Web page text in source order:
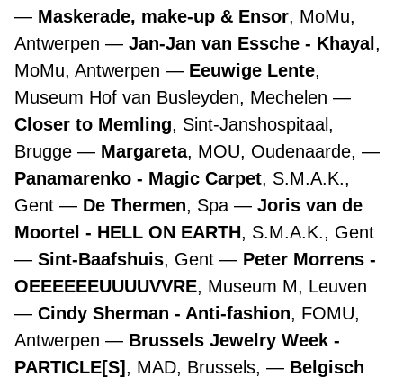
Maskerade, make-up & Ensor, MoMu,
Antwerpen
Jan-Jan van Essche - Khayal ,
MoMu, Antwerpen
Eeuwige Lente,
Museum Hof van Busleyden, Mechelen
Closer to Memling, Sint-Janshospitaal,
Brugge
Margareta, MOU, Oudenaarde,
Panamarenko - Magic Carpet, S.M.A.K.,
Gent
De Thermen, Spa
Joris van de
Moortel - HELL ON EARTH, S.M.A.K., Gent
Sint-Baafshuis, Gent
Peter Morrens -
OEEEEEEUUUUVVRE, Museum M, Leuven
Cindy Sherman - Anti-fashion, FOMU,
Antwerpen
Brussels Jewelry Week -
PARTICLE[S] , MAD, Brussels,
Belgisch